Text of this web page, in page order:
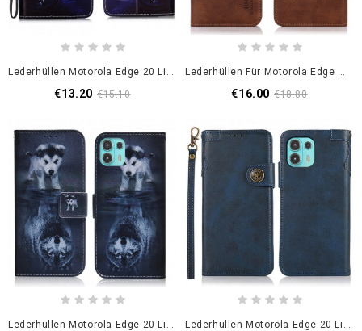
Lederhüllen Motorola Edge 20 Lite Mondschein Kat.-Nr
€13.20 €15.10
Lederhüllen Für Motorola Edge 20 Lite Mit Khazneh-Armband
€16.00 €18.80
Lederhüllen Motorola Edge 20 Lite Ernesto Der Wolf Lederhüllen Motorola Edge 20 Lite Handyhülle Kunstlederknopf Khazneh